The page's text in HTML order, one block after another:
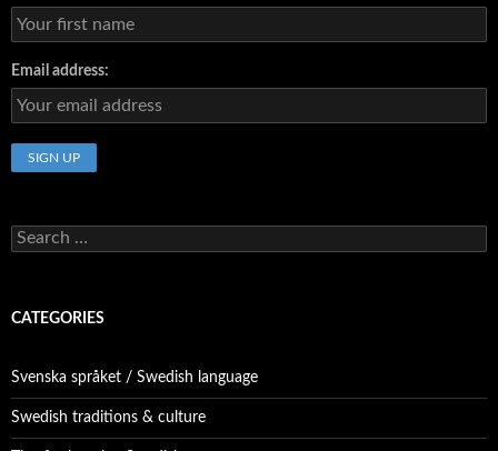
Email address:
Search
for:
CATEGORIES
Svenska språket / Swedish language
Swedish traditions & culture